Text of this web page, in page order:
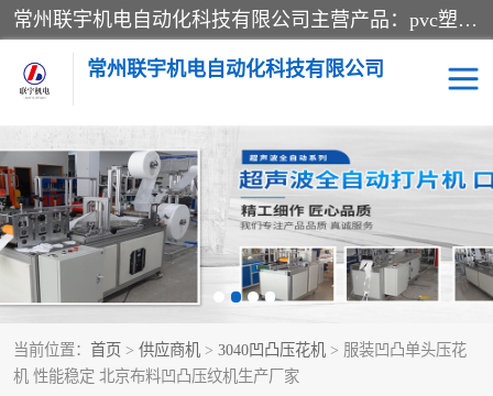
常州联宇机电自动化科技有限公司主营产品：pvc塑料焊机、高频热合机、软膜天花压边机、服装布料凹凸压花机、布料3d压印设备、服装植胶设备、超声波布料花边机、无纺布热合机、全自动压花机。
常州联宇机电自动化科技有限公司
当前位置： 首页 > 供应商机 > 3040凹凸压花机 > 服装凹凸单头压花
机 性能稳定 北京布料凹凸压纹机生产厂家
压花定型机以及压花模具 超声波热合机
高频热合机 超声波花边机
超声波复合压花机 凹凸压花机压标机
3040凹凸压花机 双头服装凹凸压花机